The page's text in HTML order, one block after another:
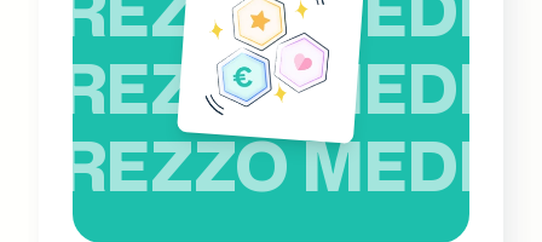
PREZZO MEDIO
PREZZO MEDIO